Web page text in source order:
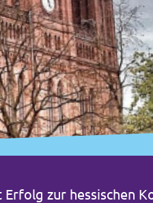
zur hessischen